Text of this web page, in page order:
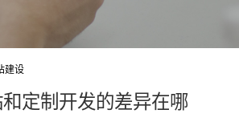
建设
定制开发的差异在哪